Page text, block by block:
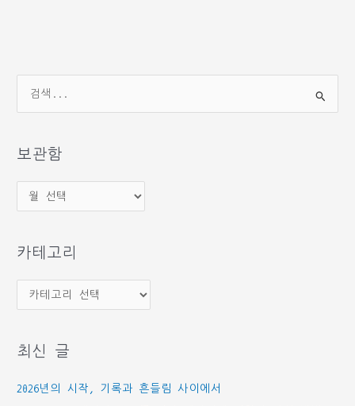
상
보관함
관
카테고리
테
리
최신 글
2026년의 시작, 기록과 흔들림 사이에서